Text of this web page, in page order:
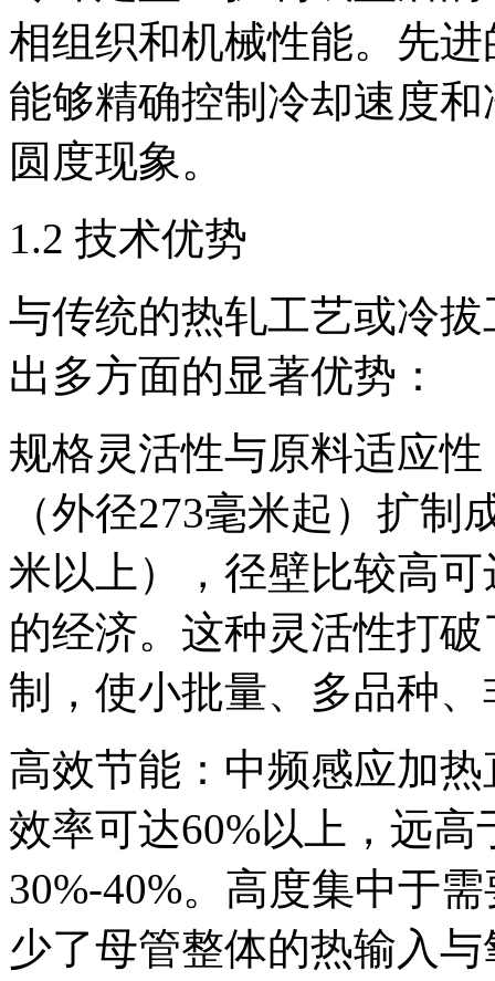
相组织和机械性能。先
能够精确控制冷却速度
圆度现象。
1.2 技术优势
与传统的热轧工艺或冷
出多方面的显著优势：
规格灵活性与原料适应
（外径273毫米起）扩
米以上），径壁比较高
的经济。这种灵活性打
制，使小批量、多品种
高效节能：中频感应加
效率可达60%以上，远
30%-40%。高度集中于
少了母管整体的热输入